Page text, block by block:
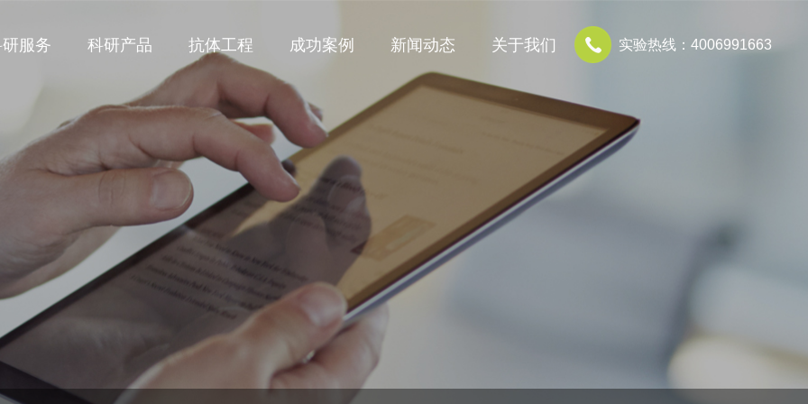
实验热线：4006991663
服务 科研产品 抗体工程 成功案例 新闻动态 关于我们